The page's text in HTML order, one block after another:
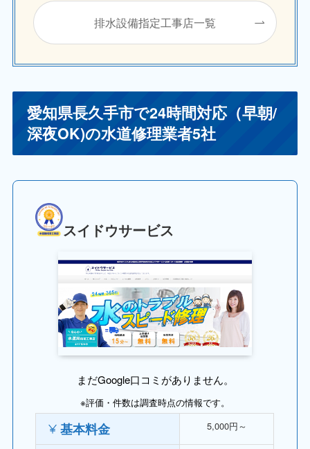
排水設備指定工事店一覧
愛知県長久手市で24時間対応（早朝/
深夜OK)の水道修理業者5社
スイドウサービス
まだGoogle口コミがありません。
※評価・件数は調査時点の情報です。
基本料金 5,000円～